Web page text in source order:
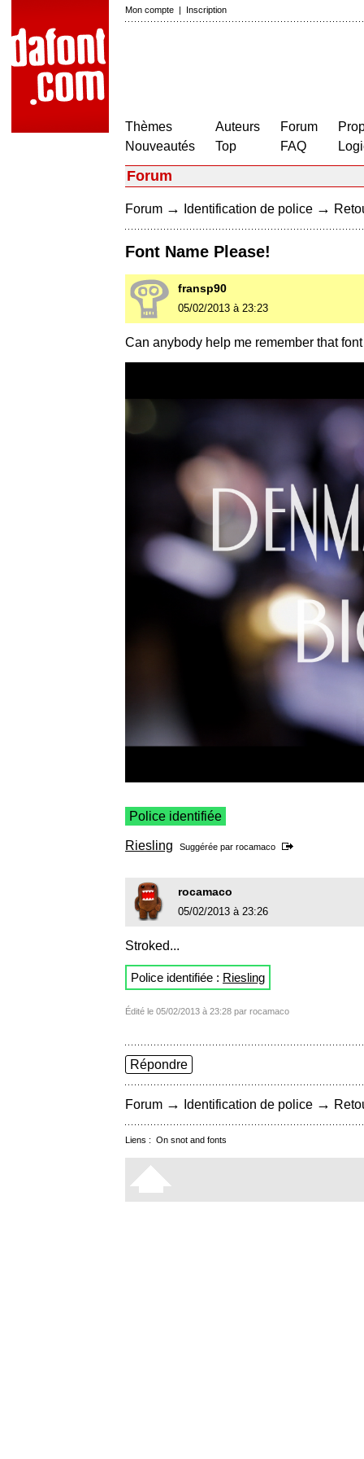
Mon compte | Inscription
Thèmes
Nouveautés
Auteurs
Top
Forum
FAQ
Forum
Forum → Identification de police →
Font Name Please!
fransp90
05/02/2013 à 23:23
Can anybody help me remember that
Police identifiée
Riesling Suggérée par rocamaco
rocamaco
05/02/2013 à 23:26
Stroked...
Police identifiée : Riesling
Édité le 05/02/2013 à 23:28 par rocamaco
Répondre
Forum → Identification de police →
Liens : On snot and fonts